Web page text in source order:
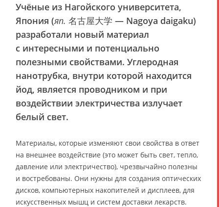
Учёные из Нагойского университета,
Япония (яп. 名古屋大学 — Nagoya daigaku)
разработали новый материал
с интересными и потенциально
полезными свойствами. Углеродная
нанотрубка, внутри которой находится
йод, является проводником и при
воздействии электричества излучает
белый свет.
Материалы, которые изменяют свои свойства в ответ
на внешнее воздействие (это может быть свет, тепло,
давление или электричество), чрезвычайно полезны
и востребованы. Они нужны для создания оптических
дисков, компьютерных накопителей и дисплеев, для
искусственных мышц и систем доставки лекарств.